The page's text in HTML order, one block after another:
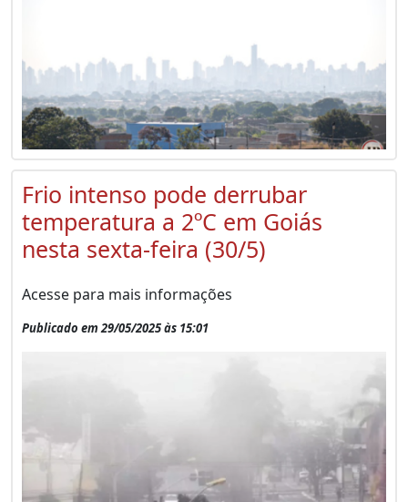
Frio intenso pode derrubar
temperatura a 2ºC em Goiás
nesta sexta-feira (30/5)
Acesse para mais informações
Publicado em 29/05/2025 às 15:01